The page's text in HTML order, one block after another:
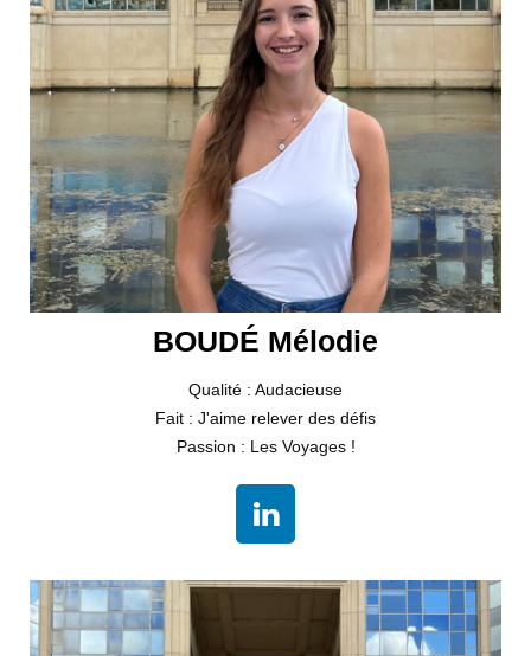
BOUDÉ Mélodie
Qualité : Audacieuse
Fait : J'aime relever des défis
Passion : Les Voyages !